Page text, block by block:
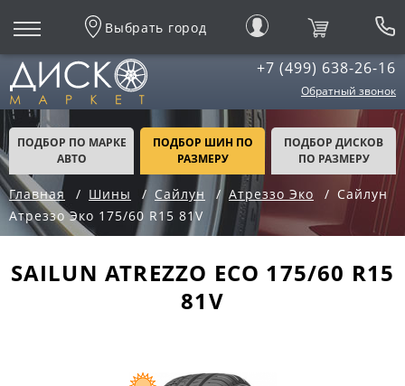
Выбрать город
+7 (499) 638-26-16
Обратный звонок
ПОДБОР ПО МАРКЕ
АВТО
ПОДБОР ШИН ПО
РАЗМЕРУ
ПОДБОР ДИСКОВ
ПО РАЗМЕРУ
Главная Шины Сайлун Атреззо Эко
Сайлун
Атреззо Эко 175/60 R15 81V
SAILUN ATREZZO ECO 175/60 R15
81V